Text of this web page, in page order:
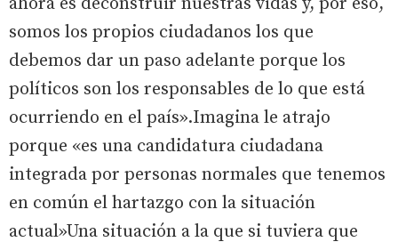
somos los propios ciudadanos los que
debemos dar un paso adelante porque los
políticos son los responsables de lo que está
ocurriendo en el país».Imagina le atrajo
porque «es una candidatura ciudadana
integrada por personas normales que tenemos
en común el hartazgo con la situación
actual»Una situación a la que si tuviera que